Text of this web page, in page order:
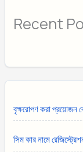
Recent
বৃক্ষরোপণ করা প্রয়োজন
সিম কার নামে